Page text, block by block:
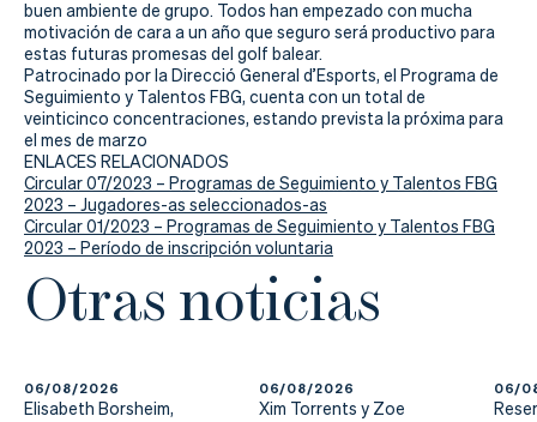
buen ambiente de grupo. Todos han empezado con mucha
motivación de cara a un año que seguro será productivo para
estas futuras promesas del golf balear.
Patrocinado por la Direcció General d’Esports, el Programa de
Seguimiento y Talentos FBG, cuenta con un total de
veinticinco concentraciones, estando prevista la próxima para
el mes de marzo
ENLACES RELACIONADOS
Circular 07/2023 – Programas de Seguimiento y Talentos FBG
2023 – Jugadores-as seleccionados-as
Circular 01/2023 – Programas de Seguimiento y Talentos FBG
2023 – Período de inscripción voluntaria
Otras noticias
06/08/2026
Elisabeth Borsheim,
06/08/2026
Xim Torrents y Zoe
06/